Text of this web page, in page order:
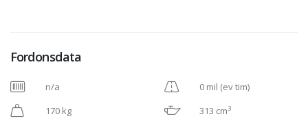
Fordonsdata
n/a
170 kg
0 mil (ev tim)
313 cm3